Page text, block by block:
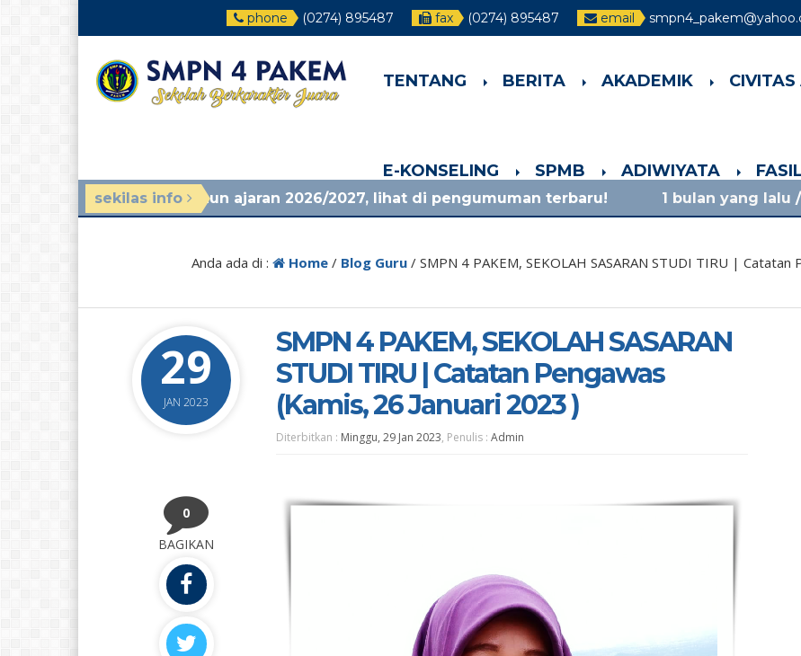
phone (0274) 895487 fax (0274) 895487 email
TENTANG BERITA AKADEMIK
E-KONSELING SPMB ADIWIYATA
sekilas info
mpls tahun ajaran 2026/2027, lihat di pengumuman terbaru! 1 bulan yang lalu/ materi
Anda ada di : Home / Blog Guru / SMPN 4 PAKEM, SEKOLAH SASARAN STUDI TIRU |
29
JAN 2023
SMPN 4 PAKEM, SEKOLAH SASARAN
STUDI TIRU | Catatan Pengawas
(Kamis, 26 Januari 2023 )
Diterbitkan : Minggu, 29 Jan 2023, Penulis : Admin
0
BAGIKAN